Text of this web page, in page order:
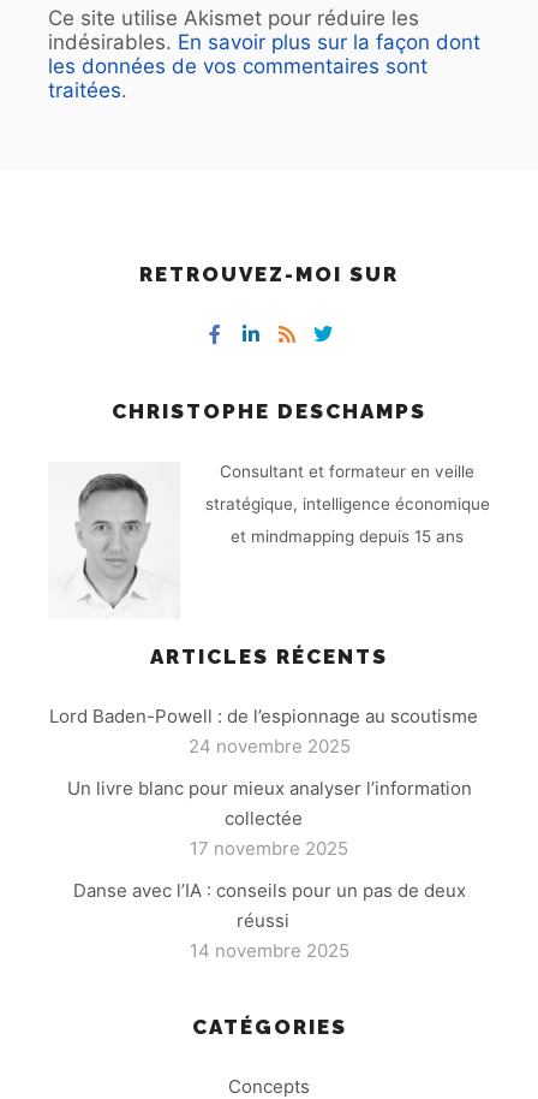
Ce site utilise Akismet pour réduire les
indésirables. En savoir plus sur la façon dont
les données de vos commentaires sont
traitées.
RETROUVEZ-MOI SUR
CHRISTOPHE DESCHAMPS
Consultant et formateur en veille
stratégique, intelligence économique
et mindmapping depuis 15 ans
ARTICLES RÉCENTS
Lord Baden-Powell : de l’espionnage au scoutisme
24 novembre 2025
Un livre blanc pour mieux analyser l’information
collectée
17 novembre 2025
Danse avec l’IA : conseils pour un pas de deux
réussi
14 novembre 2025
CATÉGORIES
Concepts